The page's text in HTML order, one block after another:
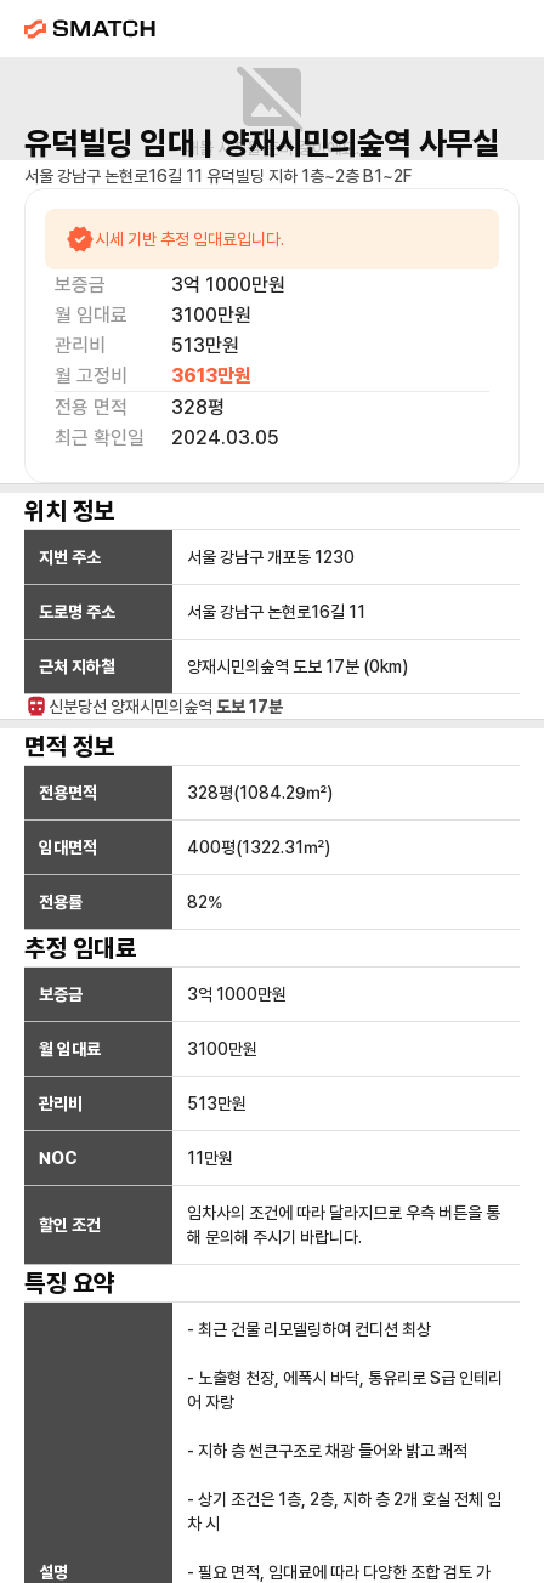
매물 사진을 준비 중이에요.
유덕빌딩 임대 | 양재시민의숲역 사무실
서울 강남구 논현로16길 11 유덕빌딩 지하 1층~2층 B1~2F
시세 기반 추정 임대료입니다.
보증금 3억 1000만원
월 임대료
3100만원
관리비
513만원
월 고정비
3613만원
전용 면적
328평
최근 확인일
2024.03.05
위치 정보
지번 주소 서울 강남구 개포동 1230
도로명 주소 서울 강남구 논현로16길 11
근처 지하철 양재시민의숲역 도보 17분 (0km)
신분당선 양재시민의숲역 도보 17분
면적 정보
전용면적 328평(1084.29㎡)
임대면적 400평(1322.31㎡)
전용률 82%
추정 임대료
보증금 3억 1000만원
월 임대료 3100만원
관리비 513만원
NOC 11만원
할인 조건
임차사의 조건에 따라 달라지므로 우측 버튼을 통
해 문의해 주시기 바랍니다.
특징 요약
설명
- 최근 건물 리모델링하여 컨디션 최상
- 노출형 천장, 에폭시 바닥, 통유리로 S급 인테리
어 자랑
- 지하 층 썬큰구조로 채광 들어와 밝고 쾌적
- 상기 조건은 1층, 2층, 지하 층 2개 호실 전체 임
차 시
- 필요 면적, 임대료에 따라 다양한 조합 검토 가